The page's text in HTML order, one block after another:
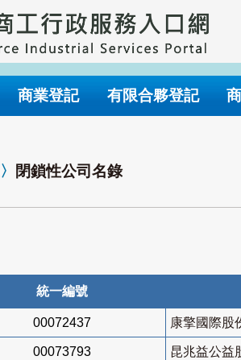
商業登記 有限合夥登記
〉 閉鎖性公司名錄
統一編號
00072437 康擎國際股
00073793 昆兆益公益